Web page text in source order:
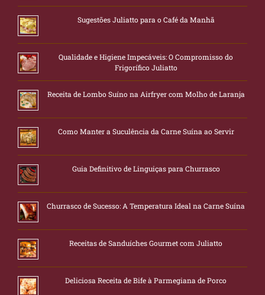
Sugestões Juliatto para o Café da Manhã
Qualidade e Higiene Impecáveis: O Compromisso do
Frigorífico Juliatto
Receita de Lombo Suíno na Airfryer com Molho de Laranja
Como Manter a Suculência da Carne Suína ao Servir
Guia Definitivo de Linguiças para Churrasco
Churrasco de Sucesso: A Temperatura Ideal na Carne Suína
Receitas de Sanduíches Gourmet com Juliatto
Deliciosa Receita de Bife à Parmegiana de Porco